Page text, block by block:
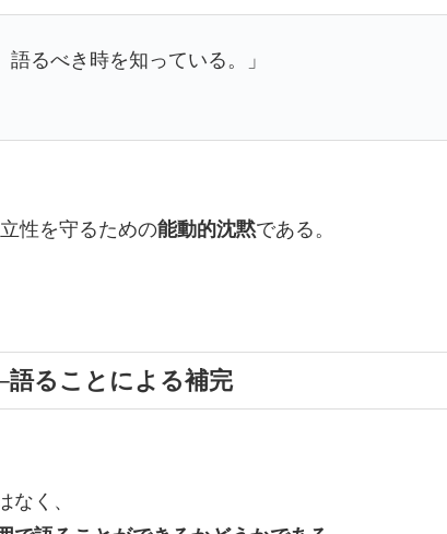
語るべき時を知っている。」
性を守るための能動的沈黙である。
語ることによる補完
なく、